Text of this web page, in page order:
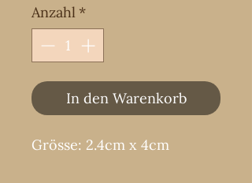
Anzahl *
In den Warenkorb
Grösse: 2.4cm x 4cm